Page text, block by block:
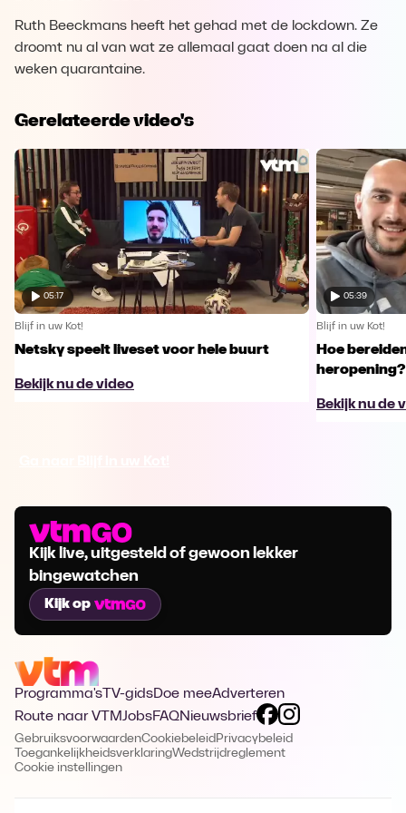
Ruth Beeckmans heeft het gehad met de lockdown. Ze
droomt nu al van wat ze allemaal gaat doen na al die
weken quarantaine.
Gerelateerde video's
05:17
Blijf in uw Kot!
Netsky speelt liveset voor hele buurt
Bekijk nu de video
05:39
Blijf in uw Kot!
Hoe
heropening?
Bekijk nu de
Kijk live, uitgesteld of gewoon lekker
bingewatchen
Kijk op
Programma's TV-gidsDoe meeAdverteren
Route naar VTMJobsFAQNieuwsbrief
GebruiksvoorwaardenCookiebeleid Privacybeleid
ToegankelijkheidsverklaringWedstrijdreglement
Cookie instellingen